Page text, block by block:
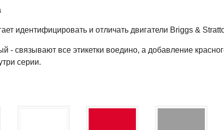
идентифицировать и отличать двигатели Briggs &
- связывают все этикетки воедино, а добавление
серии.